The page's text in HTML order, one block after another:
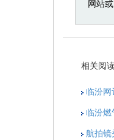
网站
相关阅
临汾
临汾燃
航拍镜